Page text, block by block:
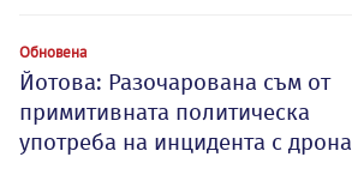
Обновена
Йотова: Разочарована съм от
примитивната политическа
употреба на инцидента с дрона